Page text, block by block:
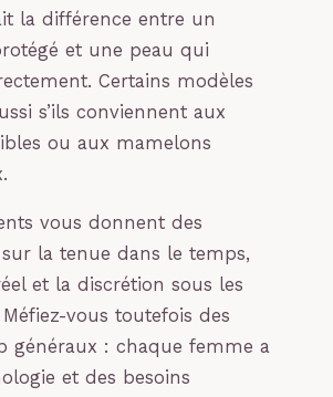
la différence entre un
et une peau qui
Certains modèles
s’ils conviennent aux
ou aux mamelons
vous donnent des
la tenue dans le temps,
et la discrétion sous les
vous toutefois des
généraux : chaque femme a
et des besoins